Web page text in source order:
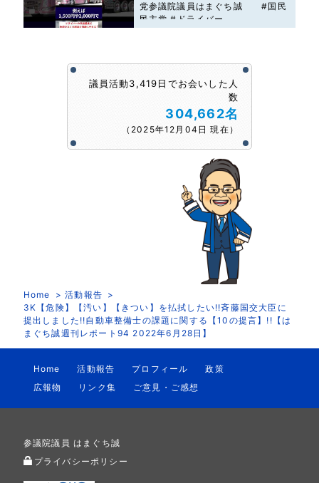
党参議院議員はまぐち誠 #国民
民主党 #ドライバー
議員活動3,419日でお会いした人
数
304,662名
（2025年12月04日 現在）
Home
活動報告
3K【危険】【汚い】【きつい】を払拭したい!!斉藤国交大臣に
提出しました!!自動車整備士の課題に関する【10の提言】!!【は
まぐち誠週刊レポート94 2022年6月28日】
Home 活動報告 プロフィール
政策
広報物
リンク集 ご意見・ご感想
参議院議員 はまぐち誠
プライバシーポリシー